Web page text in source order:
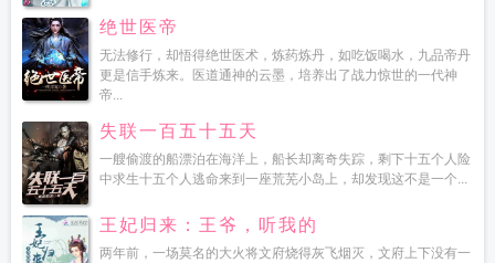
绝世医帝
无法修行，却悟得绝世医术，炼药炼丹，如吃饭喝水，九品帝丹
更是信手炼来。医道通神的云墨，培养出了战力惊世的一代神
帝...
失联一百五十五天
一艘偷渡的船漂泊在海洋上，船长却离奇失踪，剩下十五个人险
中求生十五个人逃命来到一座荒芜小岛上，却发现这不是一个...
王妃归来：王爷，听我的
两年前，一场莫名的大火将文府烧得灰飞烟灭，文府上下没有一